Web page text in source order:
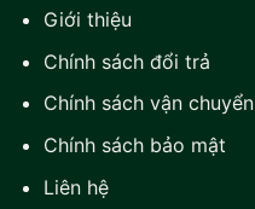
Giới thiệu
Chính sách đổi trả
Chính sách vận chuyển
Chính sách bảo mật
Liên hệ